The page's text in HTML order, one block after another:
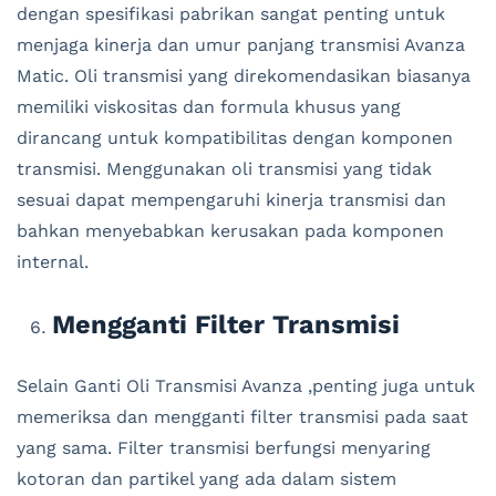
dengan spesifikasi pabrikan sangat penting untuk
menjaga kinerja dan umur panjang transmisi Avanza
Matic. Oli transmisi yang direkomendasikan biasanya
memiliki viskositas dan formula khusus yang
dirancang untuk kompatibilitas dengan komponen
transmisi. Menggunakan oli transmisi yang tidak
sesuai dapat mempengaruhi kinerja transmisi dan
bahkan menyebabkan kerusakan pada komponen
internal.
Mengganti Filter Transmisi
Selain Ganti Oli Transmisi Avanza ,penting juga untuk
memeriksa dan mengganti filter transmisi pada saat
yang sama. Filter transmisi berfungsi menyaring
kotoran dan partikel yang ada dalam sistem